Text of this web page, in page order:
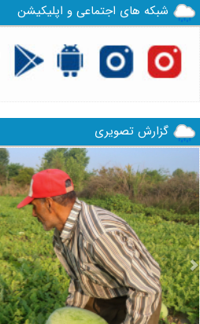
شبکه های اجتماعی و اپلیکیشن
گزارش تصویری
Next